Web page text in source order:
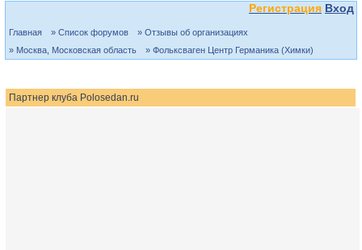
Регистрация Вход
Главная » Список форумов
» Отзывы об организациях
» Москва, Московская область
» Фольксваген Центр Германика (Химки)
Партнер клуба Polosedan.ru